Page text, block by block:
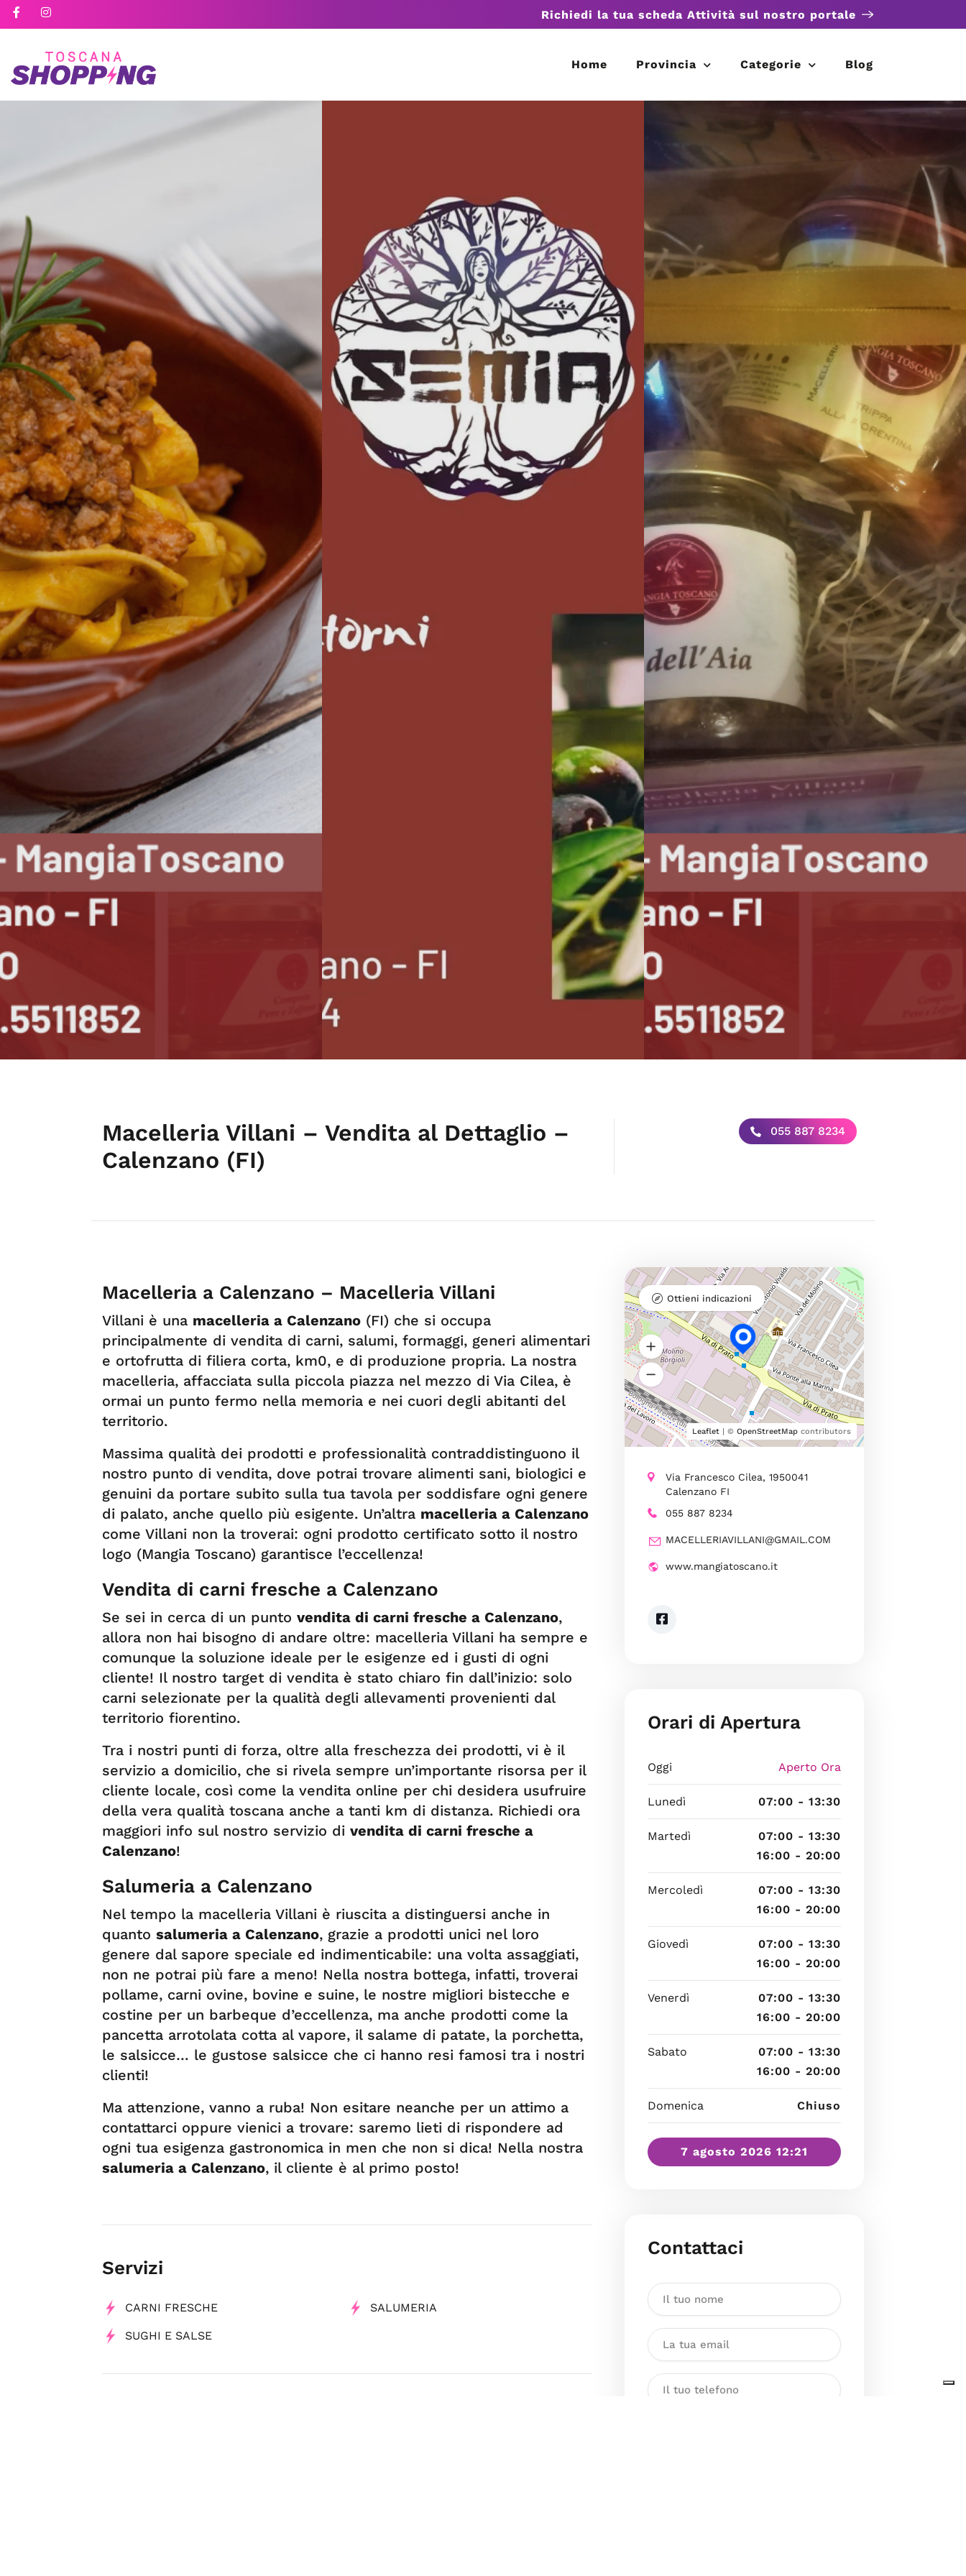
Richiedi la tua scheda Attività sul nostro portale
Home Provincia Categorie Blog
Macelleria Villani – Vendita al Dettaglio –
Calenzano (FI)
055 887 8234
Macelleria a Calenzano – Macelleria Villani
Villani è una macelleria a Calenzano (FI) che si occupa
principalmente di vendita di carni, salumi, formaggi, generi alimentari
e ortofrutta di filiera corta, km0, e di produzione propria. La nostra
macelleria, affacciata sulla piccola piazza nel mezzo di Via Cilea, è
ormai un punto fermo nella memoria e nei cuori degli abitanti del
territorio.
Massima qualità dei prodotti e professionalità contraddistinguono il
nostro punto di vendita, dove potrai trovare alimenti sani, biologici e
genuini da portare subito sulla tua tavola per soddisfare ogni genere
di palato, anche quello più esigente. Un’altra macelleria a Calenzano
come Villani non la troverai: ogni prodotto certificato sotto il nostro
logo (Mangia Toscano) garantisce l’eccellenza!
Vendita di carni fresche a Calenzano
Se sei in cerca di un punto vendita di carni fresche a Calenzano,
allora non hai bisogno di andare oltre: macelleria Villani ha sempre e
comunque la soluzione ideale per le esigenze ed i gusti di ogni
cliente! Il nostro target di vendita è stato chiaro fin dall’inizio: solo
carni selezionate per la qualità degli allevamenti provenienti dal
territorio fiorentino.
Tra i nostri punti di forza, oltre alla freschezza dei prodotti, vi è il
servizio a domicilio, che si rivela sempre un’importante risorsa per il
cliente locale, così come la vendita online per chi desidera usufruire
della vera qualità toscana anche a tanti km di distanza. Richiedi ora
maggiori info sul nostro servizio di vendita di carni fresche a
Calenzano!
Salumeria a Calenzano
Nel tempo la macelleria Villani è riuscita a distinguersi anche in
quanto salumeria a Calenzano, grazie a prodotti unici nel loro
genere dal sapore speciale ed indimenticabile: una volta assaggiati,
non ne potrai più fare a meno! Nella nostra bottega, infatti, troverai
pollame, carni ovine, bovine e suine, le nostre migliori bistecche e
costine per un barbeque d’eccellenza, ma anche prodotti come la
pancetta arrotolata cotta al vapore, il salame di patate, la porchetta,
le salsicce… le gustose salsicce che ci hanno resi famosi tra i nostri
clienti!
Ma attenzione, vanno a ruba! Non esitare neanche per un attimo a
contattarci oppure vienici a trovare: saremo lieti di rispondere ad
ogni tua esigenza gastronomica in men che non si dica! Nella nostra
salumeria a Calenzano, il cliente è al primo posto!
Servizi
CARNI FRESCHE SALUMERIA
SUGHI E SALSE
Leaflet| © OpenStreetMapcontributors
Ottieni indicazioni
Via Francesco Cilea, 1950041
Calenzano FI
055 887 8234
MACELLERIAVILLANI@GMAIL.COM
www.mangiatoscano.it
Orari di Apertura
Oggi Aperto Ora
Lunedì 07:00 - 13:30
Martedì
07:00 - 13:30
16:00 - 20:00
Mercoledì
07:00 - 13:30
16:00 - 20:00
Giovedì
07:00 - 13:30
16:00 - 20:00
Venerdì
07:00 - 13:30
16:00 - 20:00
Sabato
07:00 - 13:30
16:00 - 20:00
Domenica Chiuso
7 agosto 2026 12:21
Contattaci